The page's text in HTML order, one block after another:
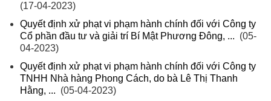
(17-04-2023)
Quyết định xử phạt vi phạm hành chính đối với Công ty
Cổ phần đầu tư và giải trí Bí Mật Phương Đông, ... (05-
04-2023)
Quyết định xử phạt vi phạm hành chính đối với Công ty
TNHH Nhà hàng Phong Cách, do bà Lê Thị Thanh
Hằng, ... (05-04-2023)